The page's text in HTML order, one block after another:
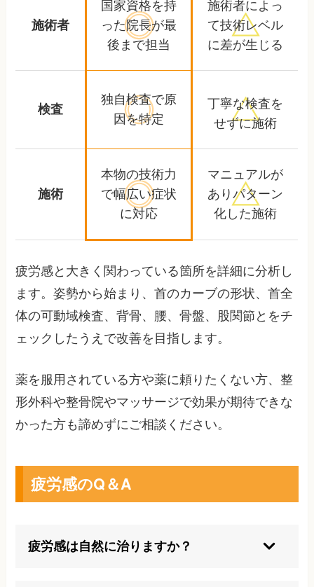
施術者
国家資格を持
った院長が最
後まで担当
施術者によっ
て技術レベル
に差が生じる
検査
独自検査で原
因を特定
丁寧な検査を
せずに施術
施術
本物の技術力
で幅広い症状
に対応
マニュアルが
ありパターン
化した施術
疲労感と大きく関わっている箇所を詳細に分析し
ます。姿勢から始まり、首のカーブの形状、首全
体の可動域検査、背骨、腰、骨盤、股関節とをチ
ェックしたうえで改善を目指します。
薬を服用されている方や薬に頼りたくない方、整
形外科や整骨院やマッサージで効果が期待できな
かった方も諦めずにご相談ください。
疲労感のQ＆A
疲労感は自然に治りますか？